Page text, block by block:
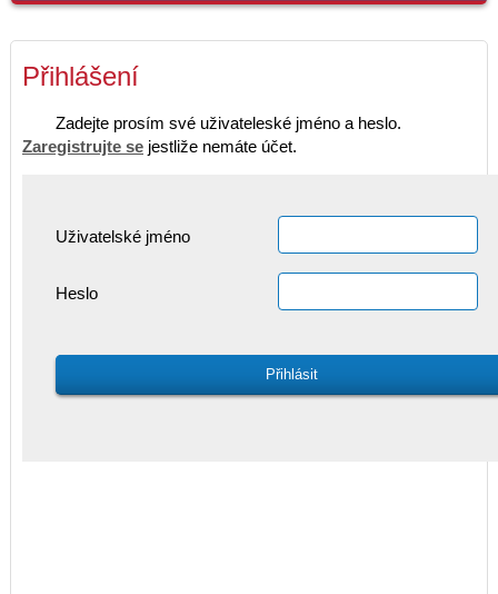
Přihlášení
Zadejte prosím své uživateleské jméno a heslo.
Zaregistrujte se jestliže nemáte účet.
Uživatelské jméno
Heslo